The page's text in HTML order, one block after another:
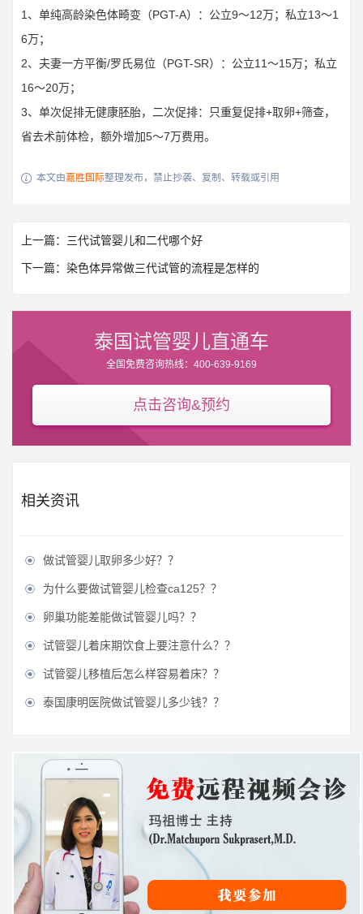
1、单纯高龄染色体畸变（PGT-A）：公立9～12万；私立13～1
6万；
2、夫妻一方平衡/罗氏易位（PGT-SR）：公立11～15万；私立
16～20万；
3、单次促排无健康胚胎，二次促排：只重复促排+取卵+筛查，
省去术前体检，额外增加5～7万费用。
 本文由嘉胜国际整理发布，禁止抄袭、复制、转载或引用
上一篇：三代试管婴儿和二代哪个好
下一篇：染色体异常做三代试管的流程是怎样的
泰国试管婴儿直通车
全国免费咨询热线：400-639-9169
点击咨询&预约
相关资讯
 做试管婴儿取卵多少好？？
 为什么要做试管婴儿检查ca125？？
 卵巢功能差能做试管婴儿吗？？
 试管婴儿着床期饮食上要注意什么？？
 试管婴儿移植后怎么样容易着床？？
 泰国康明医院做试管婴儿多少钱？？